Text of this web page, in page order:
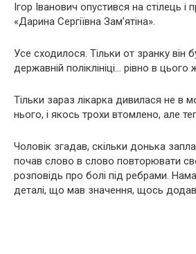
Ігор Іванович опустився на стілець і
«Дарина Сергіївна Зам’ятіна».
Усе сходилося. Тільки от зранку він
державній поліклініці… рівно в
Тільки зараз лікарка дивилася не в
нього, і якось трохи втомлено, але
Чоловік згадав, скільки донька
почав слово в слово повторювати
розповідь про болі під ребрами.
деталі, що мав значення, щось